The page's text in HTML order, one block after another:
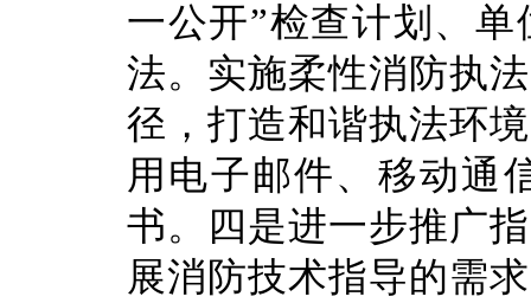
一公开”检查计划、
法。实施柔性消防执
径，打造和谐执法环
用电子邮件、移动通
书。四是进一步推广
展消防技术指导的需